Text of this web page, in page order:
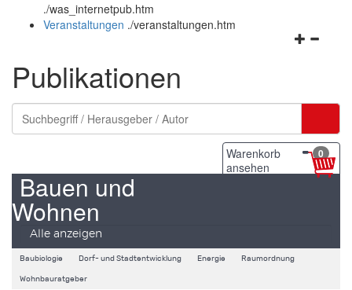
und
schließen
./was_internetpub.htm
Veranstaltungen ./veranstaltungen.htm
Publikationen
Warenkorb
ansehen
0
Bauen und
Wohnen
Alle anzeigen
Baubiologie Dorf- und Stadtentwicklung Energie Raumordnung
Wohnbauratgeber